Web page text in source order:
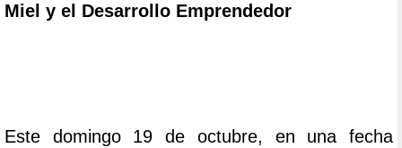
Miel y el Desarrollo Emprendedor
Este domingo 19 de octubre, en una fecha